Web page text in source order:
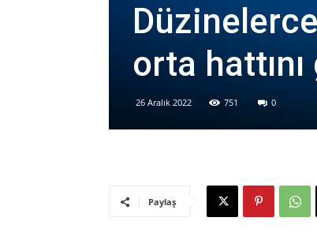
orta
26 Aralık 2022 751 0
Paylaş